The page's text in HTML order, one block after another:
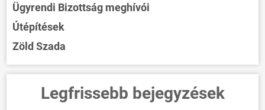
ÖNKORMÁNYZAT
ÜGYINTÉZÉS
Ügyrendi Bizottság meghívói
Útépítések
Zöld Szada
Legfrissebb bejegyzések